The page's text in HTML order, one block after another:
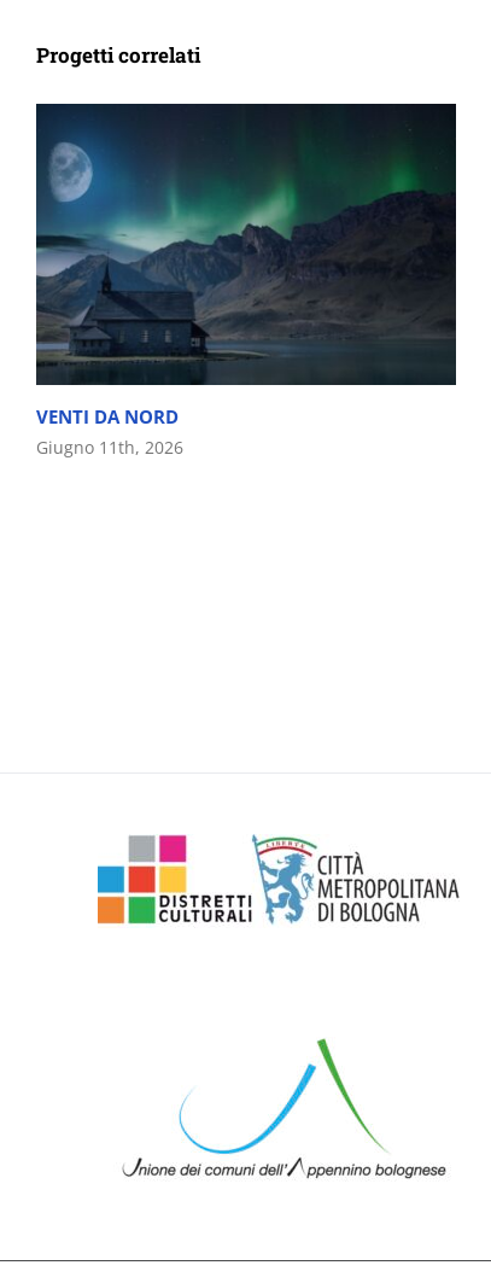
Progetti correlati
VENTI DA NORD
Giugno 11th, 2026